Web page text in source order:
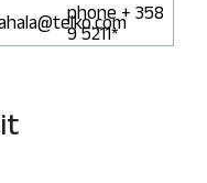
phone + 358
9 5211*